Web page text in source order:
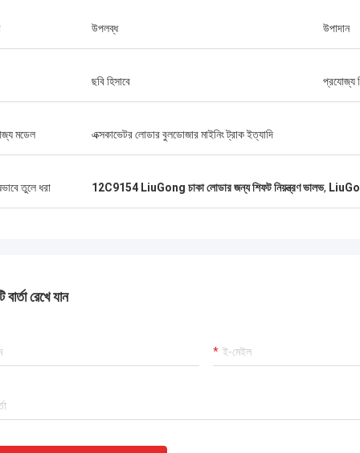
উপলব্ধ উপাদান
ছবি হিসাবে প্রযোজ্য
মডেল এক্সকাভেটর লোডার বুলডোজার মাইনিং ট্রাক ইত্যাদি
তুলে ধরা 12C9154 LiuGong চাকা লোডার জন্য শিফট নিয়ন্ত্রণ ভালভ,
বার্তা রেখে যান